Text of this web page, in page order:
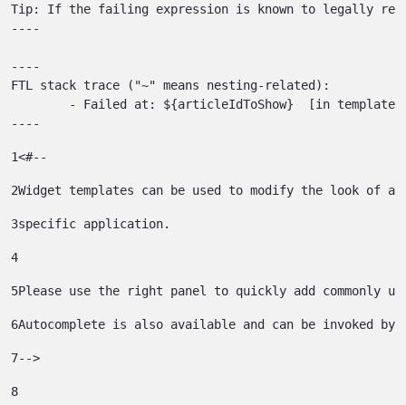
Tip: If the failing expression is known to legally refer
----
----
FTL stack trace ("~" means nesting-related):
----
1<#--
2Widget templates can be used to modify the look of a
3specific application.
4
5Please use the right panel to quickly add commonly
6Autocomplete is also available and can be invoked
7-->
8